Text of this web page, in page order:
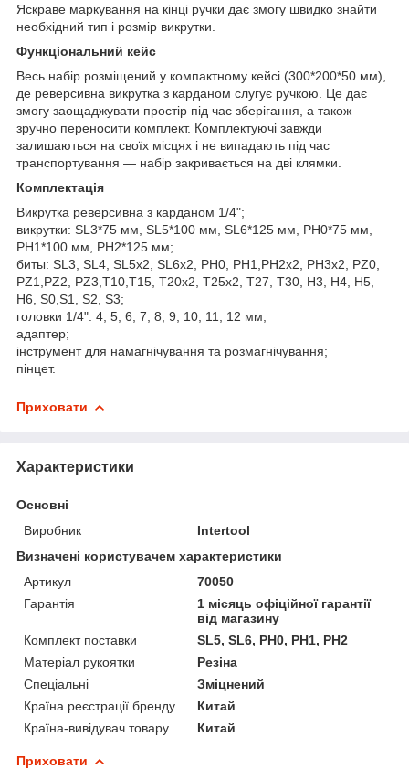
Яскраве маркування на кінці ручки дає змогу швидко знайти
необхідний тип і розмір викрутки.
Функціональний кейс
Весь набір розміщений у компактному кейсі (300*200*50 мм),
де реверсивна викрутка з карданом слугує ручкою. Це дає
змогу заощаджувати простір під час зберігання, а також
зручно переносити комплект. Комплектуючі завжди
залишаються на своїх місцях і не випадають під час
транспортування — набір закривається на дві клямки.
Комплектація
Викрутка реверсивна з карданом 1/4";
викрутки: SL3*75 мм, SL5*100 мм, SL6*125 мм, PH0*75 мм,
PH1*100 мм, PH2*125 мм;
биты: SL3, SL4, SL5x2, SL6x2, PH0, PH1,PH2x2, PH3x2, PZ0,
PZ1,PZ2, PZ3,T10,T15, T20x2, T25x2, T27, T30, H3, H4, H5,
H6, S0,S1, S2, S3;
головки 1/4": 4, 5, 6, 7, 8, 9, 10, 11, 12 мм;
адаптер;
інструмент для намагнічування та розмагнічування;
пінцет.
Приховати
Характеристики
Основні
Виробник
Intertool
Визначені користувачем характеристики
Артикул
70050
Гарантія
1 місяць офіційної гарантії
від магазину
Комплект поставки
SL5, SL6, PH0, PH1, PH2
Матеріал рукоятки
Резіна
Спеціальні
Зміцнений
Країна реєстрації бренду
Китай
Країна-вивідувач товару
Китай
Приховати